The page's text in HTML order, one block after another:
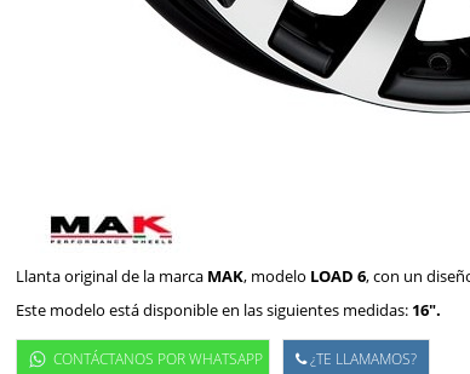
Llanta original de la marca MAK, modelo LOAD 6, con un
Este modelo está disponible en las siguientes medidas: 16".
CONTÁCTANOS POR WHATSAPP ¿TE LLAMAMOS?